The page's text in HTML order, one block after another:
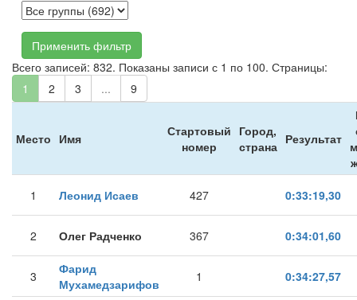
Применить фильтр
Всего записей: 832. Показаны записи с 1 по 100. Страницы:
1
2 3 ... 9
Место Имя
Стартовый
номер
Город,
страна Результат
1 Леонид Исаев 427 0:33:19,30
2 Олег Радченко 367 0:34:01,60
3
Фарид
Мухамедзарифов
1 0:34:27,57